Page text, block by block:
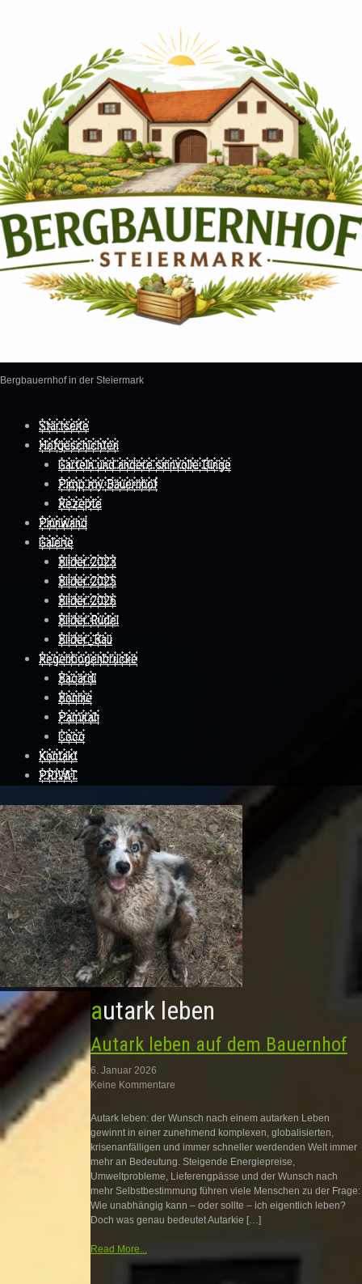
Bergbauernhof in der Steiermark
Skip to content
Startseite
Hofgeschichten
Garteln und andere sinnvolle Dinge
Pimp my Bauernhof
Rezepte
Pinnwand
Galerie
Bilder 2023
Bilder 2025
Bilder 2026
Bilder Rudel
Bilder_Bau
Regenbogenbrücke
Bacardi
Bonnie
Pamirah
Coco
Kontakt
PRIVAT
autark leben
Autark leben auf dem Bauernhof
6. Januar 2026
Keine Kommentare
Autark leben: der Wunsch nach einem autarken Leben
gewinnt in einer zunehmend komplexen, globalisierten,
krisenanfälligen und immer schneller werdenden Welt immer
mehr an Bedeutung. Steigende Energiepreise,
Umweltprobleme, Lieferengpässe und der Wunsch nach
mehr Selbstbestimmung führen viele Menschen zu der Frage:
Wie unabhängig kann – oder sollte – ich eigentlich leben?
Doch was genau bedeutet Autarkie […]
Read More...